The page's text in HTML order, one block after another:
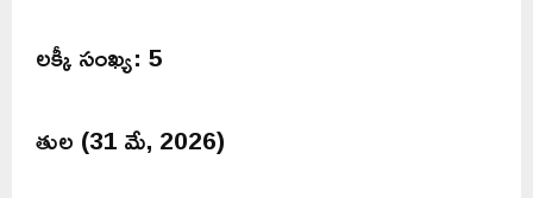
లక్కీ సంఖ్య: 5
తుల (31 మే, 2026)